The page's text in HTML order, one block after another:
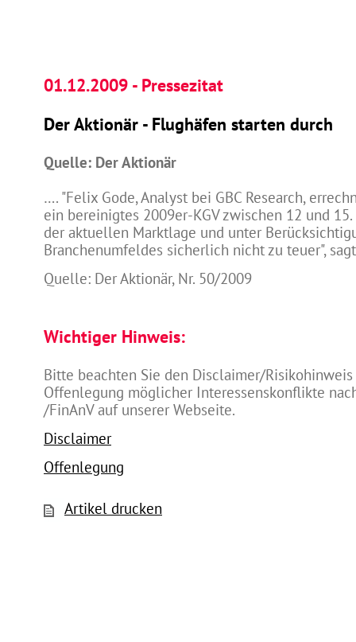
01.12.2009 - Pressezitat
Der Aktionär - Flughäfen starten durch
Quelle: Der Aktionär
…. "Felix Gode, Analyst bei GBC Research,
ein bereinigtes 2009er-KGV zwischen 12 und
der aktuellen Marktlage und unter
Branchenumfeldes sicherlich nicht zu teuer",
Quelle: Der Aktionär, Nr. 50/2009
Wichtiger Hinweis:
Bitte beachten Sie den Disclaimer/
Offenlegung möglicher Interessenskonflikte
/FinAnV auf unserer Webseite.
Disclaimer
Offenlegung
Artikel drucken